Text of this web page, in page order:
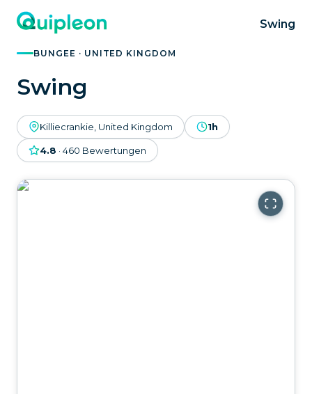
Swing
BUNGEE · UNITED KINGDOM
Swing
Killiecrankie, United Kingdom 1h
4.8 · 460 Bewertungen